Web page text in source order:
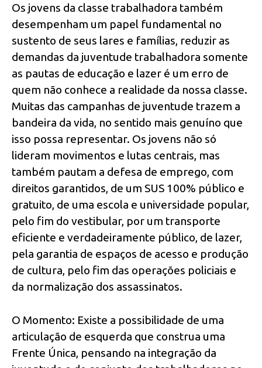
Os jovens da classe trabalhadora também
desempenham um papel fundamental no
sustento de seus lares e famílias, reduzir as
demandas da juventude trabalhadora somente
as pautas de educação e lazer é um erro de
quem não conhece a realidade da nossa classe.
Muitas das campanhas de juventude trazem a
bandeira da vida, no sentido mais genuíno que
isso possa representar. Os jovens não só
lideram movimentos e lutas centrais, mas
também pautam a defesa de emprego, com
direitos garantidos, de um SUS 100% público e
gratuito, de uma escola e universidade popular,
pelo fim do vestibular, por um transporte
eficiente e verdadeiramente público, de lazer,
pela garantia de espaços de acesso e produção
de cultura, pelo fim das operações policiais e
da normalização dos assassinatos.
O Momento: Existe a possibilidade de uma
articulação de esquerda que construa uma
Frente Única, pensando na integração da